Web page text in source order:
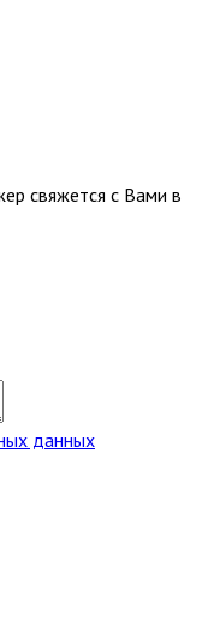
свяжется с Вами в
данных